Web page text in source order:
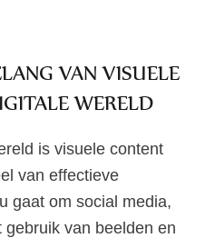
VAN VISUELE
WERELD
is visuele content
van effectieve
gaat om social media,
van beelden en